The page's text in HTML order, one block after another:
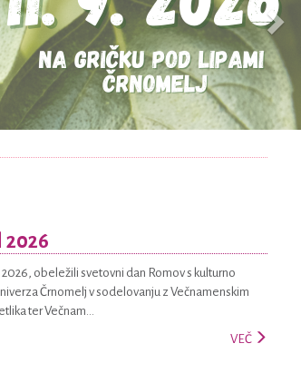
obeležili svetovni dan Romov s kulturno
Črnomelj v sodelovanju z Večnamenskim
ter Večnam...
VEČ